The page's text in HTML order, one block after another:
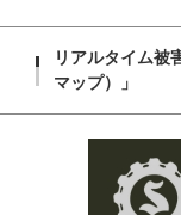
リアルタイム被
マップ）」